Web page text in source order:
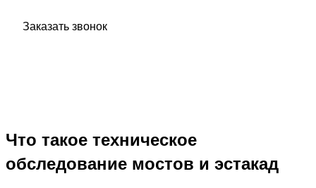
Заказать звонок
Что такое техническое
обследование мостов и эстакад